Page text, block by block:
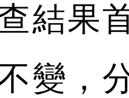
結果
變，